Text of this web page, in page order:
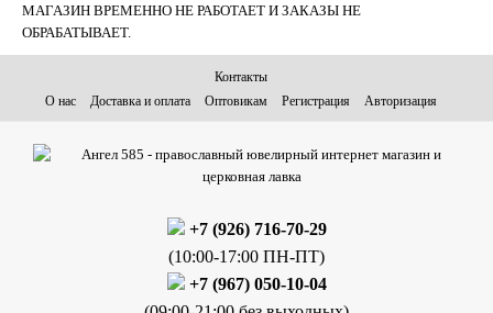
МАГАЗИН ВРЕМЕННО НЕ РАБОТАЕТ И ЗАКАЗЫ НЕ
ОБРАБАТЫВАЕТ.
Контакты
О нас
Доставка и оплата Оптовикам Регистрация Авторизация
+7 (926) 716-70-29
(10:00-17:00 ПН-ПТ)
+7 (967) 050-10-04